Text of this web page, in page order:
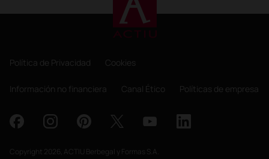
Política de Privacidad Cookies
Información no financiera Canal Ético Políticas de empresa
Copyright 2026, ACTIU Berbegal y Formas S.A.